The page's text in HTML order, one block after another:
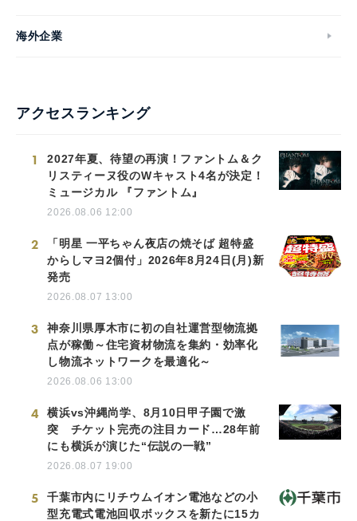
海外企業
アクセスランキング
1
2027年夏、待望の再演！ファントム＆ク
リスティーヌ役のWキャスト4名が決定！
ミュージカル 『ファントム』
2026.08.06 12:00
2
「明星 一平ちゃん夜店の焼そば 超特盛
からしマヨ2個付」2026年8月24日(月)新
発売
2026.08.07 13:00
3
神奈川県厚木市に初の自社運営型物流拠
点が稼働～住宅資材物流を集約・効率化
し物流ネットワークを最適化～
2026.08.06 13:00
4
横浜vs沖縄尚学、8月10日甲子園で激
突 チケット完売の注目カード…28年前
にも横浜が演じた“伝説の一戦”
2026.08.07 19:00
5
千葉市内にリチウムイオン電池などの小
型充電式電池回収ボックスを新たに15カ